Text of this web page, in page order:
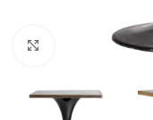
Click to enlarge